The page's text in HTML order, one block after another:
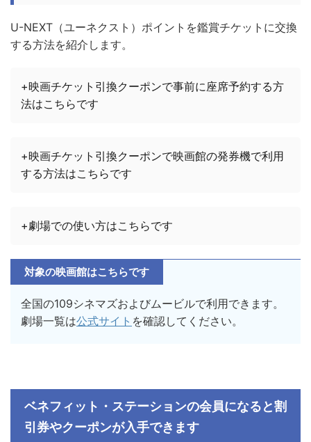
U-NEXT（ユーネクスト）ポイントを鑑賞チケットに交換
する方法を紹介します。
+映画チケット引換クーポンで事前に座席予約する方
法はこちらです
+映画チケット引換クーポンで映画館の発券機で利用
する方法はこちらです
+劇場での使い方はこちらです
対象の映画館はこちらです
全国の109シネマズおよびムービルで利用できます。
劇場一覧は公式サイト を確認してください。
ベネフィット・ステーションの会員になると割
引券やクーポンが入手できます